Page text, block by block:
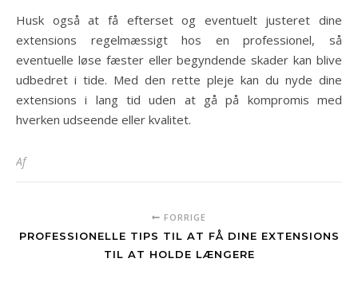
Husk også at få efterset og eventuelt justeret dine
extensions regelmæssigt hos en professionel, så
eventuelle løse fæster eller begyndende skader kan blive
udbedret i tide. Med den rette pleje kan du nyde dine
extensions i lang tid uden at gå på kompromis med
hverken udseende eller kvalitet.
Af
FORRIGE
PROFESSIONELLE TIPS TIL AT FÅ DINE EXTENSIONS
TIL AT HOLDE LÆNGERE